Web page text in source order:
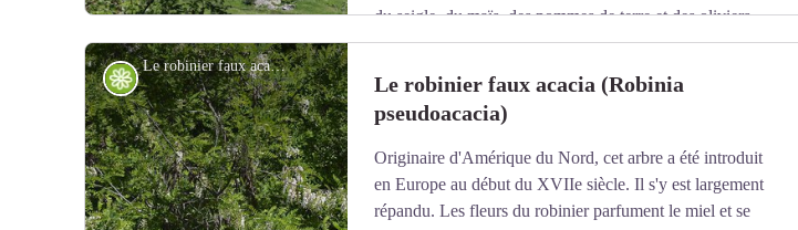
Voir l'image en plein écran
du seigle, du maïs, des pommes de terre et des oliviers.
Quelques vignes produisaient un raisin de cépage " barbarous ", jusqu'à l'arrivée du phylloxéra,
en 1860. L'élevage bovin était également très développé.
Trois fours communaux cuisaient le pain que chacun pétrissait chez soi.
La laine des moutons était filée et le chanvre cultivé pour confectionner vêtements et linge de
maison.
Le robinier faux acacia en fleur - Jean-Louis COSSA
Flore
Le robinier faux acacia (Robinia
pseudoacacia)
Originaire d'Amérique du Nord, cet arbre a été introduit
en Europe au début du XVIIe siècle. Il s'y est largement
répandu. Les fleurs du robinier parfument le miel et se